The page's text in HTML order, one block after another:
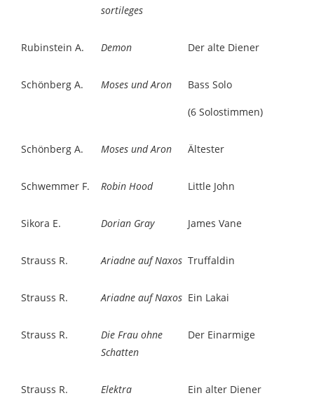
sortileges
Rubinstein A. Demon Der alte Diener
Schönberg A. Moses und Aron Bass Solo
(6 Solostimmen)
Schönberg A. Moses und Aron Ältester
Schwemmer F. Robin Hood Little John
Sikora E. Dorian Gray James Vane
Strauss R. Ariadne auf Naxos Truffaldin
Strauss R. Ariadne auf Naxos Ein Lakai
Strauss R.
Die Frau ohne
Schatten
Der Einarmige
Strauss R. Elektra Ein alter Diener